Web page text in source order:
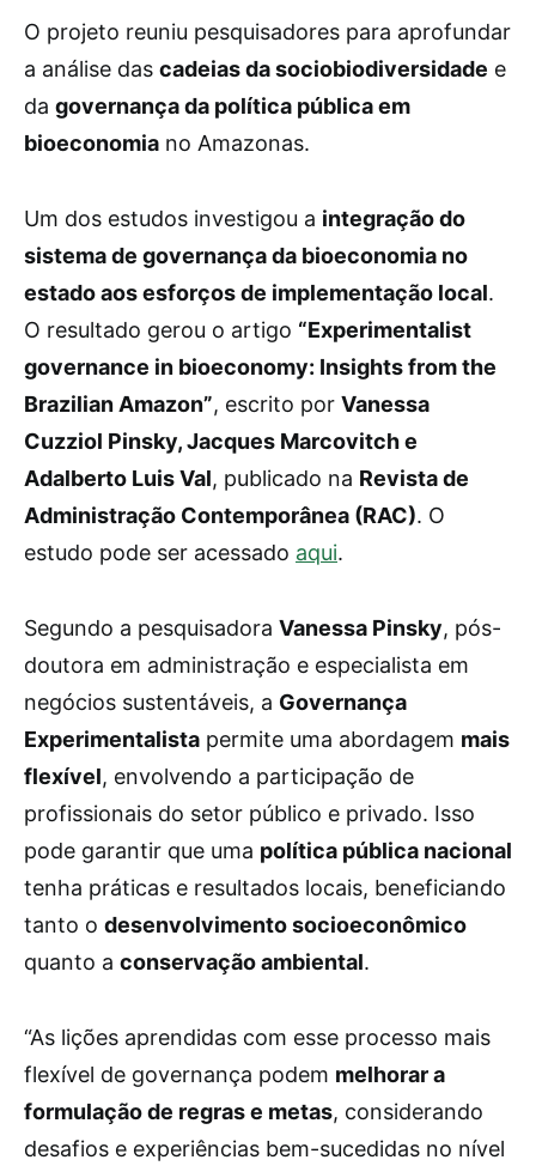
O projeto reuniu pesquisadores para aprofundar
a análise das cadeias da sociobiodiversidade e
da governança da política pública em
bioeconomia no Amazonas.
Um dos estudos investigou a integração do
sistema de governança da bioeconomia no
estado aos esforços de implementação local.
O resultado gerou o artigo “Experimentalist
governance in bioeconomy: Insights from the
Brazilian Amazon”, escrito por Vanessa
Cuzziol Pinsky, Jacques Marcovitch e
Adalberto Luis Val, publicado na Revista de
Administração Contemporânea (RAC). O
estudo pode ser acessado aqui.
Segundo a pesquisadora Vanessa Pinsky, pós-
doutora em administração e especialista em
negócios sustentáveis, a Governança
Experimentalista permite uma abordagem mais
flexível, envolvendo a participação de
profissionais do setor público e privado. Isso
pode garantir que uma política pública nacional
tenha práticas e resultados locais, beneficiando
tanto o desenvolvimento socioeconômico
quanto a conservação ambiental.
“As lições aprendidas com esse processo mais
flexível de governança podem melhorar a
formulação de regras e metas, considerando
desafios e experiências bem-sucedidas no nível